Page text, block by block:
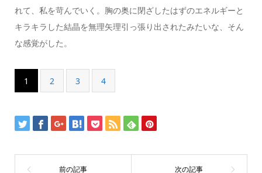
れて、私を苛んでいく。胸の奥に閉ざしたはずのエネルギーと
キラキラした結晶を無理矢理引っ張り出されたみたいな、そん
な感覚がした。
1 2 3 4